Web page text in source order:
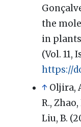
the
in
(Vol. 11,
https://
↑ Oljira,
R.,
Liu, B.